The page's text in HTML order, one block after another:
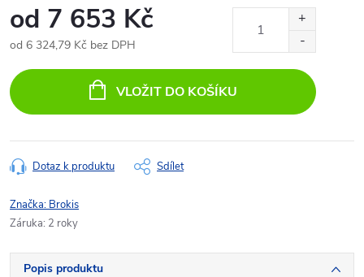
od 7 653 Kč
od 6 324,79 Kč bez DPH
cena:
VLOŽIT DO KOŠÍKU
Dotaz k produktu Sdílet
Značka: Brokis
Záruka: 2 roky
Popis produktu